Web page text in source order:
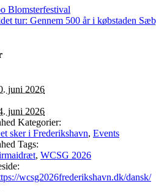
Blomsterfestival
tur: Gennem 500 år i købstaden
juni 2026
juni 2026
Kategorier:
sker i Frederikshavn, Events
Tags:
, WCSG 2026
wcsg2026frederikshavn.dk/dansk/